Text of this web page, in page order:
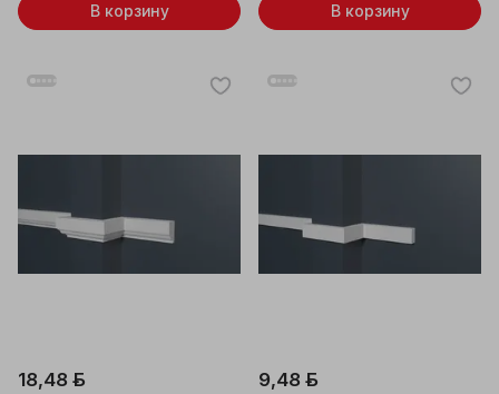
В корзину В корзину
18,48 ƃ 9,48 ƃ